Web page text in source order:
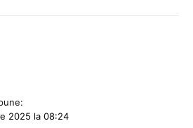
2025 la 08:24